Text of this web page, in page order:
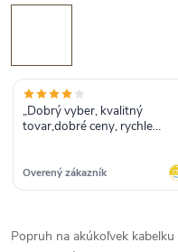
„Dobrý vyber, kvalitný
tovar,dobré ceny, rychle
Overený zákazník
Popruh na akúkoľvek